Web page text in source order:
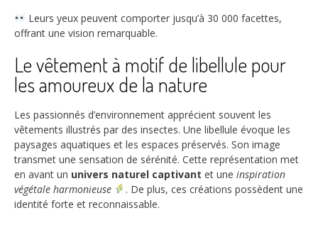
Leurs yeux peuvent comporter jusqu’à 30 000 facettes,
offrant une vision remarquable.
Le vêtement à motif de libellule pour
les amoureux de la nature
Les passionnés d’environnement apprécient souvent les
vêtements illustrés par des insectes. Une libellule évoque les
paysages aquatiques et les espaces préservés. Son image
transmet une sensation de sérénité. Cette représentation met
en avant un univers naturel captivant et une inspiration
végétale harmonieuse
. De plus, ces créations possèdent une
identité forte et reconnaissable.